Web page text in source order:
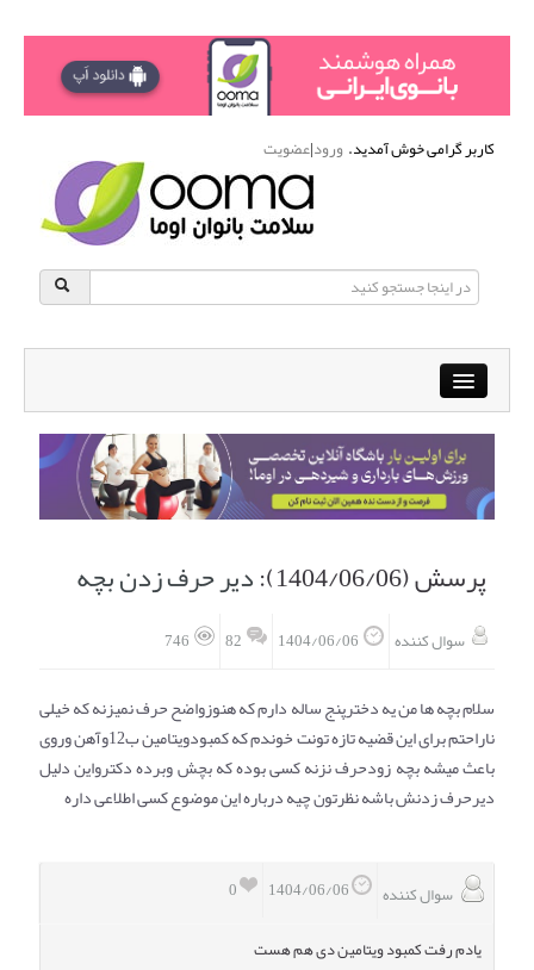
کاربر گرامی خوش آمدید.ورود|عضویت
Close
باشگاه آنلاین ورزشی اوما دانشنامه سلامت بانوان
پرسش و پاسخ انجمن متخصصین زنان و اوما
انتخاب نام کودک فهرست مواد غذایی
اپلیکیشن بارداری و کودک اوما تماس با ما
پرسش (1404/06/06): دیر حرف زدن بچه
82 سوال کننده
سلام بچه ها من یه دخترپنج ساله دارم که هنوزواضح حرف نمیزنه که خیلی
ناراحتم برای این قضیه تازه تونت خوندم که کمبودویتامین ب12وآهن وروی
باعث میشه بچه زودحرف نزنه کسی بوده که بچش وبرده دکترواین دلیل
دیرحرف زدنش باشه نظرتون چیه درباره این موضوع کسی اطلاعی داره
0
سوال کننده
یادم رفت کمبود ویتامین دی هم هست